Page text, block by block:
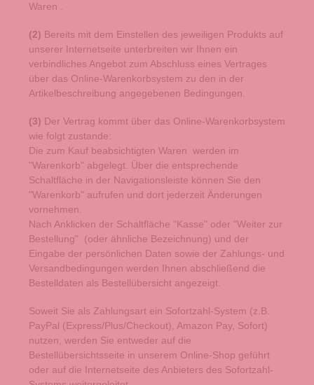
Waren .
(2) Bereits mit dem Einstellen des jeweiligen Produkts auf
unserer Internetseite unterbreiten wir Ihnen ein
verbindliches Angebot zum Abschluss eines Vertrages
über das Online-Warenkorbsystem zu den in der
Artikelbeschreibung angegebenen Bedingungen.
(3) Der Vertrag kommt über das Online-Warenkorbsystem
wie folgt zustande:
Die zum Kauf beabsichtigten Waren werden im
"Warenkorb" abgelegt. Über die entsprechende
Schaltfläche in der Navigationsleiste können Sie den
"Warenkorb" aufrufen und dort jederzeit Änderungen
vornehmen.
Nach Anklicken der Schaltfläche "Kasse" oder "Weiter zur
Bestellung"
(oder ähnliche Bezeichnung) und der
Eingabe der persönlichen Daten sowie der Zahlungs- und
Versandbedingungen werden Ihnen abschließend die
Bestelldaten als Bestellübersicht angezeigt.
Soweit Sie als Zahlungsart ein Sofortzahl-System (z.B.
PayPal (Express/Plus/Checkout), Amazon Pay, Sofort)
nutzen, werden Sie entweder auf die
Bestellübersichtsseite in unserem Online-Shop geführt
oder auf die Internetseite des Anbieters des Sofortzahl-